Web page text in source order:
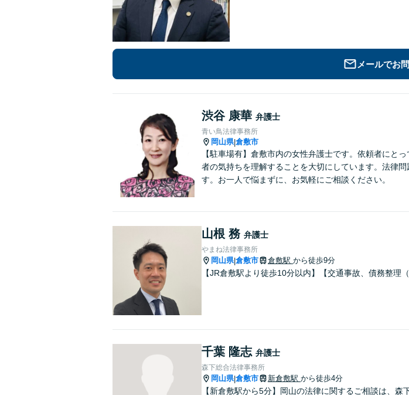
メールでお
渋谷 康華 弁護士
青い鳥法律事務所
岡山県|倉敷市
【駐車場有】倉敷市内の女性弁護士です。依頼者にと
者の気持ちを理解することを大切にしています。法律
す。お一人で悩まずに、お気軽にご相談ください。
山根 務 弁護士
やまね法律事務所
岡山県|倉敷市 倉敷駅 から徒歩9分
【JR倉敷駅より徒歩10分以内】【交通事故、債務整理
千葉 隆志 弁護士
森下総合法律事務所
岡山県|倉敷市 新倉敷駅 から徒歩4分
【新倉敷駅から5分】岡山の法律に関するご相談は、